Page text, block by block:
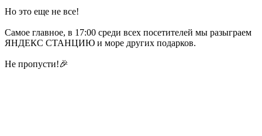
Но это еще не все!
Самое главное, в 17:00 среди всех посетителей мы разыграем
ЯНДЕКС СТАНЦИЮ и море других подарков.
Не пропусти!🎉